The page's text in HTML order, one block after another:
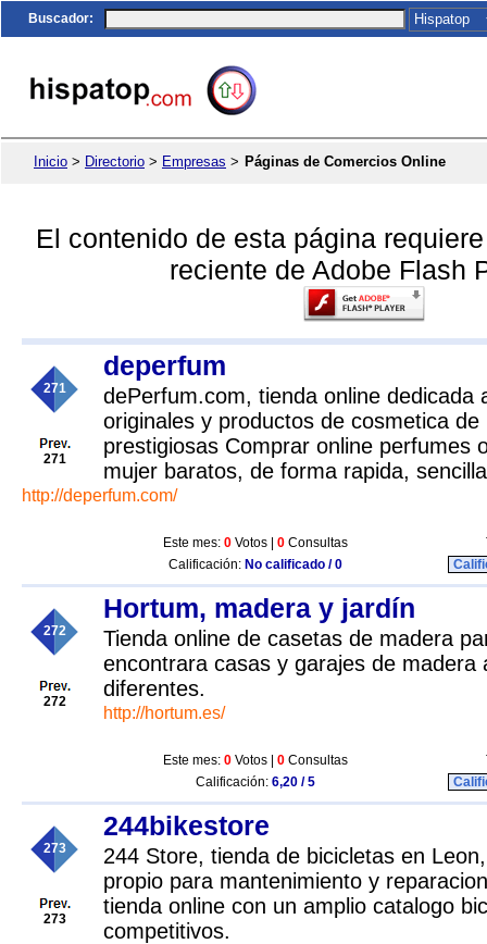
Buscador:
Inicio > Directorio > Empresas > Páginas de Comercios Online
El contenido de esta página
reciente de Adobe Flash
271
271
deperfum
dePerfum.com, tienda online dedicada
originales y productos de cosmetica
prestigiosas Comprar online perfumes
mujer baratos, de forma rapida,
http://deperfum.com/
Este mes: 0 Votos | 0 Consultas
Calificación: No calificado / 0
272
272
Hortum, madera y jardín
Tienda online de casetas de madera
encontrara casas y garajes de madera
diferentes.
http://hortum.es/
Este mes: 0 Votos | 0 Consultas
Calificación: 6,20 / 5
273
273
244bikestore
244 Store, tienda de bicicletas en
propio para mantenimiento y
tienda online con un amplio catalogo
competitivos.